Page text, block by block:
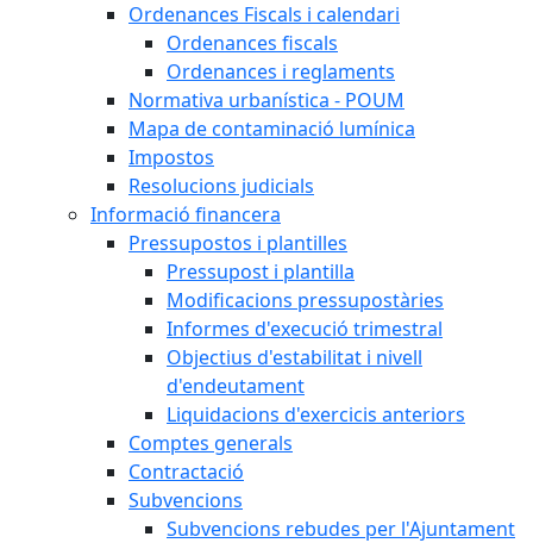
Ordenances Fiscals i calendari
Ordenances fiscals
Ordenances i reglaments
Normativa urbanística - POUM
Mapa de contaminació lumínica
Impostos
Resolucions judicials
Informació financera
Pressupostos i plantilles
Pressupost i plantilla
Modificacions pressupostàries
Informes d'execució trimestral
Objectius d'estabilitat i nivell
d'endeutament
Liquidacions d'exercicis anteriors
Comptes generals
Contractació
Subvencions
Subvencions rebudes per l'Ajuntament